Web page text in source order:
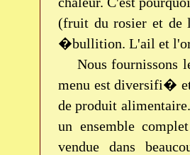
(fruit du rosier et
�bullition. L'ail et
Nous
menu est diversifi� et
de produit
un ensemble
vendue dans